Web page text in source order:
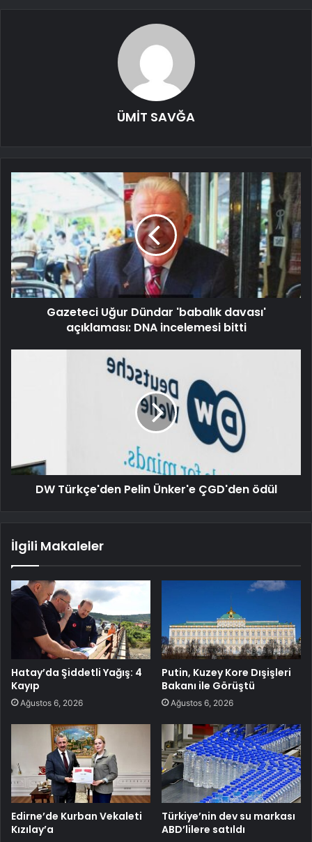
ÜMİT SAVĞA
Gazeteci Uğur Dündar 'babalık davası'
açıklaması: DNA incelemesi bitti
DW Türkçe'den Pelin Ünker'e ÇGD'den ödül
İlgili Makaleler
Hatay’da Şiddetli Yağış: 4
Kayıp
Ağustos 6, 2026
Putin, Kuzey Kore Dışişleri
Bakanı ile Görüştü
Ağustos 6, 2026
Edirne’de Kurban Vekaleti
Kızılay’a
Türkiye’nin dev su markası
ABD’lilere satıldı